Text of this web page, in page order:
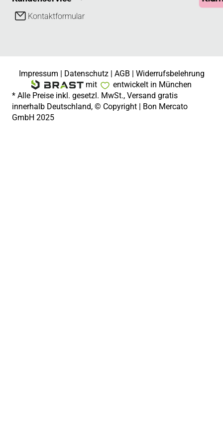
Kontaktformular
Impressum | Datenschutz| AGB | Widerrufsbelehrung
mit
entwickelt in München
* Alle Preise inkl. gesetzl. MwSt., Versand gratis
innerhalb Deutschland, © Copyright | Bon Mercato
GmbH 2025